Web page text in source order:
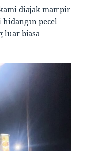
diajak mampir
pecel
luar biasa